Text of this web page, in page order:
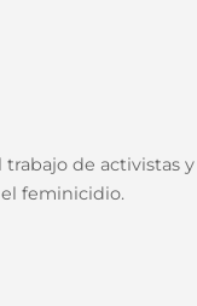
de activistas y
feminicidio.